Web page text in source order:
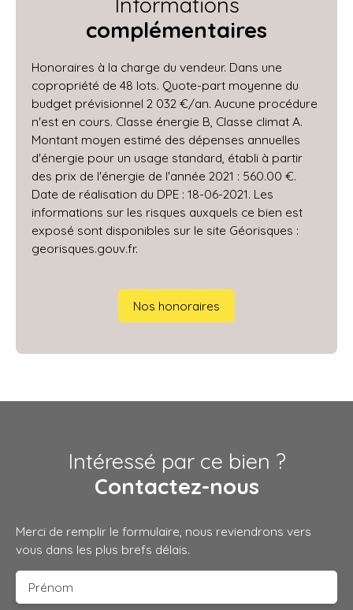
complémentaires
Honoraires à la charge du vendeur. Dans une
copropriété de 48 lots. Quote-part moyenne du
budget prévisionnel 2 032 €/an. Aucune procédure
n'est en cours. Classe énergie B, Classe climat A.
Montant moyen estimé des dépenses annuelles
d'énergie pour un usage standard, établi à partir
des prix de l'énergie de l'année 2021 : 560.00 €.
Date de réalisation du DPE : 18-06-2021. Les
informations sur les risques auxquels ce bien est
exposé sont disponibles sur le site Géorisques :
georisques.gouv.fr.
Nos honoraires
Intéressé par ce bien ?
Contactez-nous
Merci de remplir le formulaire, nous reviendrons vers
vous dans les plus brefs délais.
Prénom